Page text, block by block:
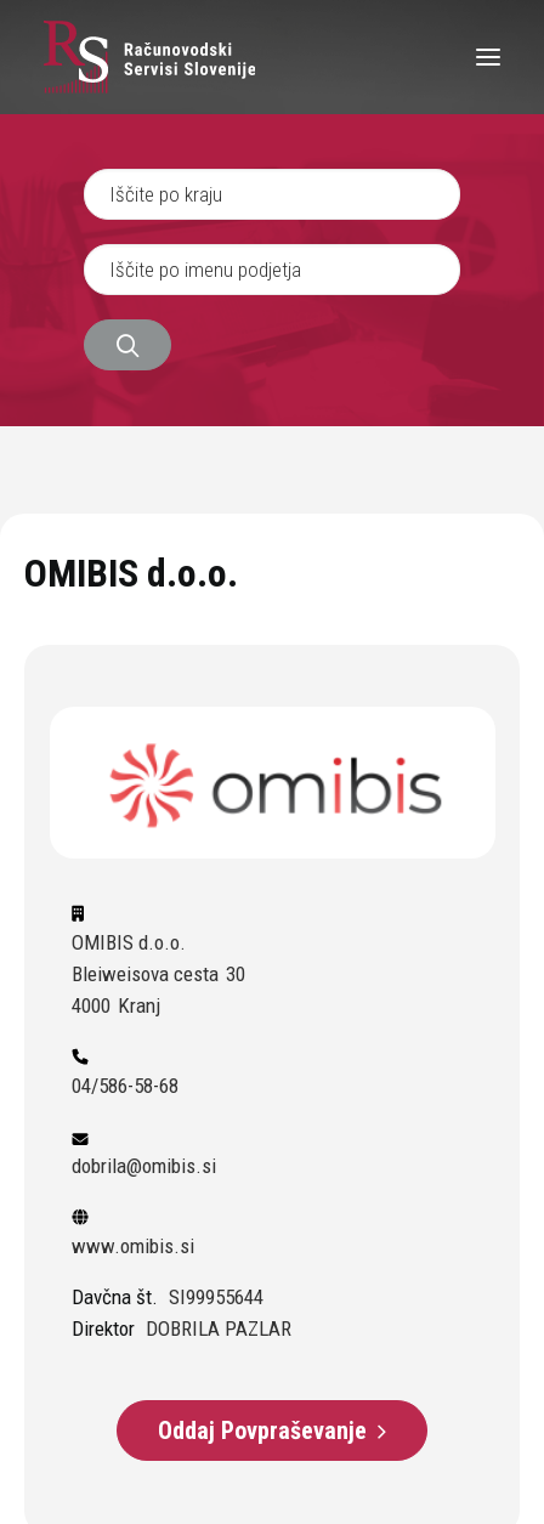
IŠČEM RAČUNOVODJO
SEM RAČUNOVODJA
ZAPOSLITEV
OMIBIS d.o.o.
OMIBIS d.o.o.
Bleiweisova cesta 30
4000 Kranj
04/586-58-68
dobrila@omibis.si
www.omibis.si
Davčna št. SI99955644
Direktor DOBRILA PAZLAR
Oddaj Povpraševanje